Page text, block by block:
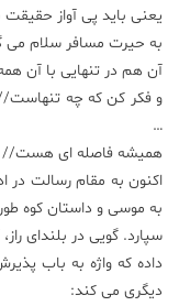
یعنی باید پی آواز حقیقت
به حیرت مسافر سلام می
آن هم در تنهایی با آن
و فکر کن که چه تنهاست//
…
همیشه فاصله ای هست//
اکنون به مقام رسالت
به موسی و داستان کوه
سپارد. گویی در بلندای
داده که واژه به باب
دیگری می کند: